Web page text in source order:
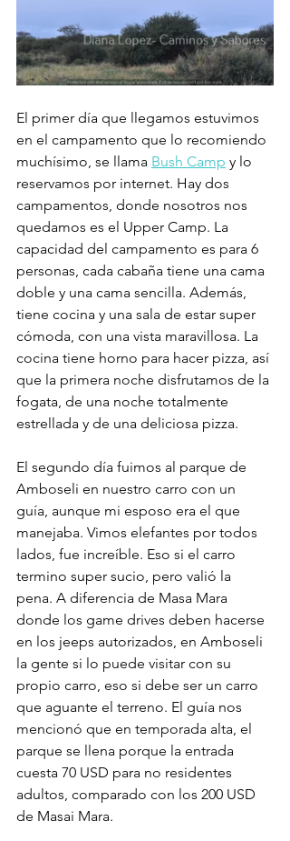
El primer día que llegamos estuvimos
en el campamento que lo recomiendo
muchísimo, se llama Bush Camp y lo
reservamos por internet. Hay dos
campamentos, donde nosotros nos
quedamos es el Upper Camp. La
capacidad del campamento es para 6
personas, cada cabaña tiene una cama
doble y una cama sencilla. Además,
tiene cocina y una sala de estar super
cómoda, con una vista maravillosa. La
cocina tiene horno para hacer pizza, así
que la primera noche disfrutamos de la
fogata, de una noche totalmente
estrellada y de una deliciosa pizza.
El segundo día fuimos al parque de
Amboseli en nuestro carro con un
guía, aunque mi esposo era el que
manejaba. Vimos elefantes por todos
lados, fue increíble. Eso si el carro
termino super sucio, pero valió la
pena. A diferencia de Masa Mara
donde los game drives deben hacerse
en los jeeps autorizados, en Amboseli
la gente si lo puede visitar con su
propio carro, eso si debe ser un carro
que aguante el terreno. El guía nos
mencionó que en temporada alta, el
parque se llena porque la entrada
cuesta 70 USD para no residentes
adultos, comparado con los 200 USD
de Masai Mara.